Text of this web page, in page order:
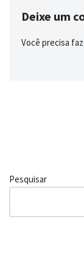
Deixe um
Você precisa
Pesquisar